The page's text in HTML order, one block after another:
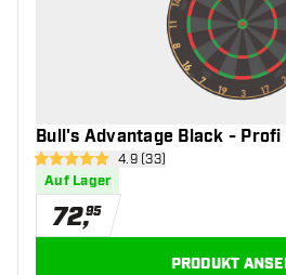
Bull's Advantage Black -
Bewertungsbereich
4.9 Bewertungssterne
4.9 (33)
Auf Lager
72,95
PRODUKT